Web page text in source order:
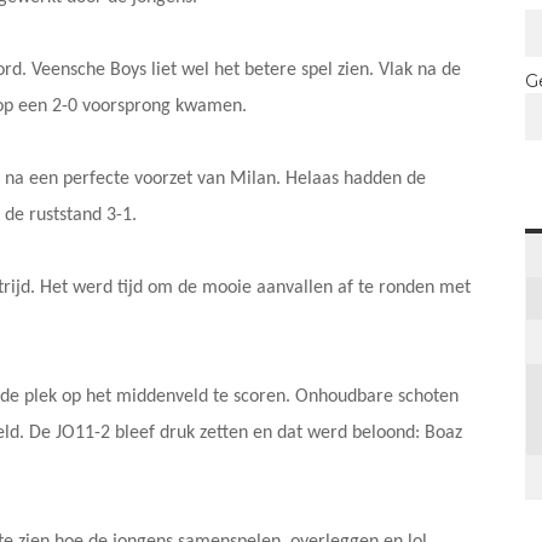
Veensche Boys liet wel het betere spel zien. Vlak na de
een 2-0 voorsprong kwamen.
een perfecte voorzet van Milan. Helaas hadden de
ruststand 3-1.
Het werd tijd om de mooie aanvallen af te ronden met
plek op het middenveld te scoren. Onhoudbare schoten
De JO11-2 bleef druk zetten en dat werd beloond: Boaz